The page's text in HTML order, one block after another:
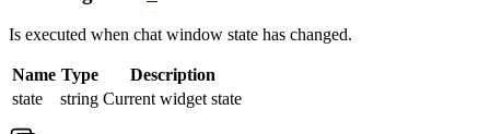
Is executed when chat window state has changed.
Name Type
Description
state
string Current widget state